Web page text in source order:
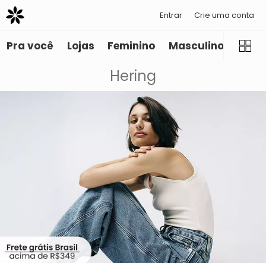
Entrar Crie uma conta
Pra você Lojas Feminino Masculino
Hering